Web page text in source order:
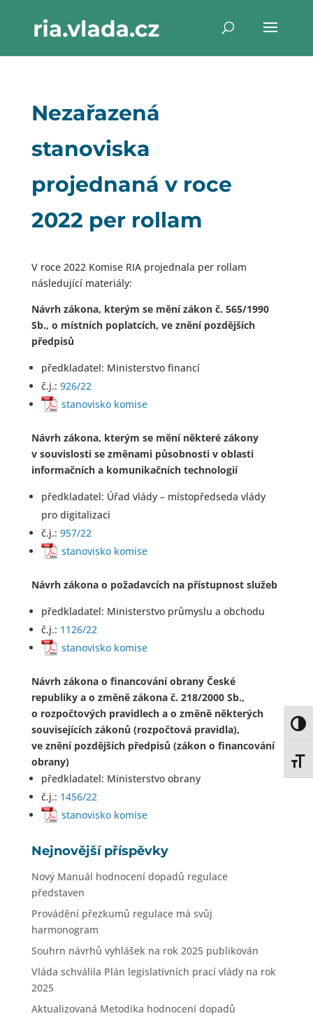
Nezařazená
stanoviska
projednaná v roce
2022 per rollam
V roce 2022 Komise RIA projednala per rollam
následující materiály:
Návrh zákona, kterým se mění zákon č. 565/1990
Sb., o místních poplatcích, ve znění pozdějších
předpisů
předkladatel: Ministerstvo financí
č.j.: 926/22
stanovisko komise
Návrh zákona, kterým se mění některé zákony
v souvislosti se změnami působnosti v oblasti
informačních a komunikačních technologií
předkladatel: Úřad vlády – místopředseda vlády
pro digitalizaci
č.j.: 957/22
stanovisko komise
Návrh zákona o požadavcích na přístupnost služeb
předkladatel: Ministerstvo průmyslu a obchodu
č.j.: 1126/22
stanovisko komise
Návrh zákona o financování obrany České
republiky a o změně zákona č. 218/2000 Sb.,
o rozpočtových pravidlech a o změně některých
souvisejících zákonů (rozpočtová pravidla),
ve znění pozdějších předpisů (zákon o financování
obrany)
předkladatel: Ministerstvo obrany
č.j.: 1456/22
stanovisko komise
Nejnovější příspěvky
Nový Manuál hodnocení dopadů regulace
představen
Provádění přezkumů regulace má svůj
harmonogram
Souhrn návrhů vyhlášek na rok 2025 publikován
Vláda schválila Plán legislativních prací vlády na rok
2025
Aktualizovaná Metodika hodnocení dopadů